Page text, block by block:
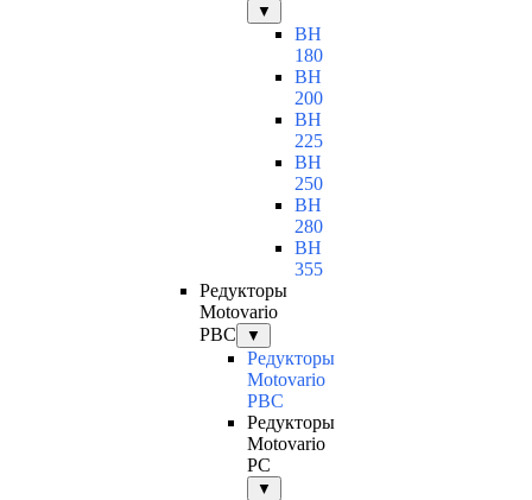
▼
BH
180
BH
200
BH
225
BH
250
BH
280
BH
355
Редукторы
Motovario
PBC
▼
Редукторы
Motovario
PBC
Редукторы
Motovario
PC
▼